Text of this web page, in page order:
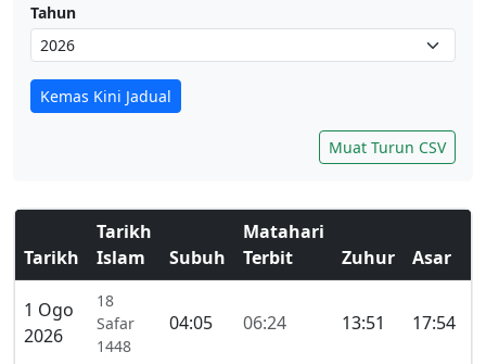
Tahun
Kemas Kini Jadual
Muat Turun CSV
Tarikh
Tarikh
Islam
Subuh
Matahari
Terbit
Zuhur Asar
1 Ogo
2026
18
Safar
1448
04:05 06:24 13:51 17:54